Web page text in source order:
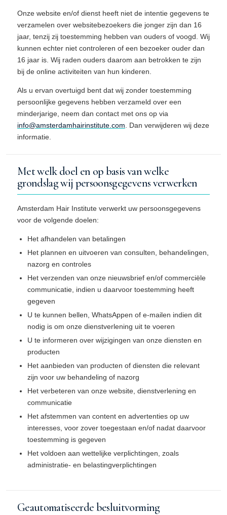
Onze website en/of dienst heeft niet de intentie gegevens te
verzamelen over websitebezoekers die jonger zijn dan 16
jaar, tenzij zij toestemming hebben van ouders of voogd. Wij
kunnen echter niet controleren of een bezoeker ouder dan
16 jaar is. Wij raden ouders daarom aan betrokken te zijn
bij de online activiteiten van hun kinderen.
Als u ervan overtuigd bent dat wij zonder toestemming
persoonlijke gegevens hebben verzameld over een
minderjarige, neem dan contact met ons op via
info@amsterdamhairinstitute.com . Dan verwijderen wij deze
informatie.
Met welk doel en op basis van welke
grondslag wij persoonsgegevens verwerken
Amsterdam Hair Institute verwerkt uw persoonsgegevens
voor de volgende doelen:
Het afhandelen van betalingen
Het plannen en uitvoeren van consulten, behandelingen,
nazorg en controles
Het verzenden van onze nieuwsbrief en/of commerciële
communicatie, indien u daarvoor toestemming heeft
gegeven
U te kunnen bellen, WhatsAppen of e-mailen indien dit
nodig is om onze dienstverlening uit te voeren
U te informeren over wijzigingen van onze diensten en
producten
Het aanbieden van producten of diensten die relevant
zijn voor uw behandeling of nazorg
Het verbeteren van onze website, dienstverlening en
communicatie
Het afstemmen van content en advertenties op uw
interesses, voor zover toegestaan en/of nadat daarvoor
toestemming is gegeven
Het voldoen aan wettelijke verplichtingen, zoals
administratie- en belastingverplichtingen
Geautomatiseerde besluitvorming